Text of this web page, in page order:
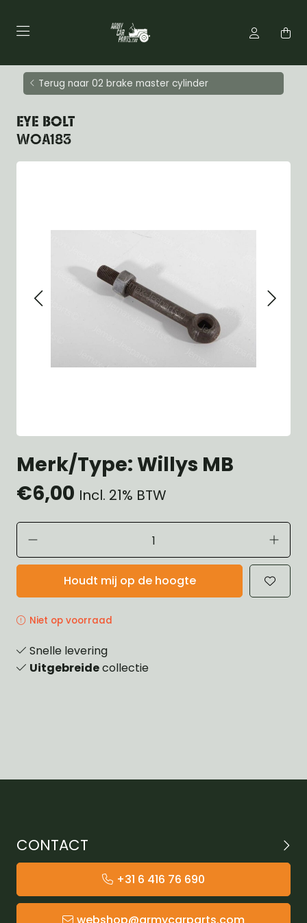
Terug naar 02 brake master cylinder
EYE BOLT
WOA183
Merk/Type: Willys MB
€6,00 Incl. 21% BTW
Houdt mij op de hoogte
Niet op voorraad
Snelle levering
Uitgebreidecollectie
CONTACT
+31 6 416 76 690